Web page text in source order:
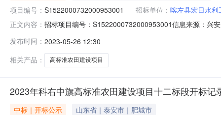
项目编号： S1522000732000953001 招标单位： 喀左县宏日水
正文内容： 招标项目编号：S1522000732000953001信息来源：兴
日历天;质量要求:;保证金金额:0.00元,投标文件递交时间:
发布时间： 2023-05-26 12:30
相关产品：
高标准农田建设项目
2023年科右中旗高标准农田建设项目十二标段开标记
中标｜开标公示
山东省｜泰安市｜肥城市